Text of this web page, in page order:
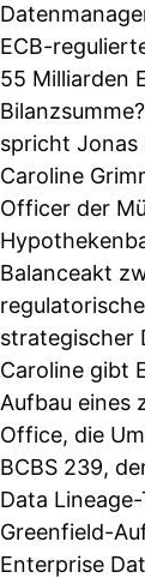
ECB-
55 Milliarden
spricht Jonas
Caroline
Officer der
Balanceakt
strategischer
Caroline gibt
Aufbau eines
Office, die
BCBS 239,
Data
Greenfield-
Enterprise